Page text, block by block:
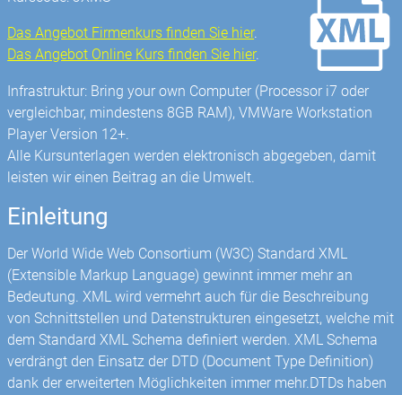
Das Angebot Firmenkurs finden Sie hier.
Das Angebot Online Kurs finden Sie hier.
Infrastruktur: Bring your own Computer (Processor i7 oder
vergleichbar, mindestens 8GB RAM), VMWare Workstation
Player Version 12+.
Alle Kursunterlagen werden elektronisch abgegeben, damit
leisten wir einen Beitrag an die Umwelt.
Einleitung
Der World Wide Web Consortium (W3C) Standard XML
(Extensible Markup Language) gewinnt immer mehr an
Bedeutung. XML wird vermehrt auch für die Beschreibung
von Schnittstellen und Datenstrukturen eingesetzt, welche mit
dem Standard XML Schema definiert werden. XML Schema
verdrängt den Einsatz der DTD (Document Type Definition)
dank der erweiterten Möglichkeiten immer mehr.DTDs haben